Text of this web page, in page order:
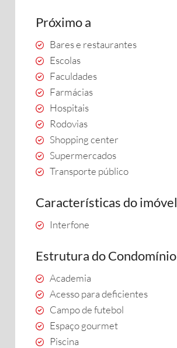
Próximo a
Bares e restaurantes
Escolas
Faculdades
Farmácias
Hospitais
Rodovias
Shopping center
Supermercados
Transporte público
Características do imóvel
Interfone
Estrutura do Condomínio
Academia
Acesso para deficientes
Campo de futebol
Espaço gourmet
Piscina